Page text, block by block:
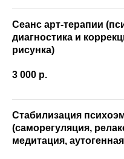
Сеанс арт-терапии
диагностика и
рисунка)
3 000 р.
Стабилизация
(саморегуляция,
медитация,